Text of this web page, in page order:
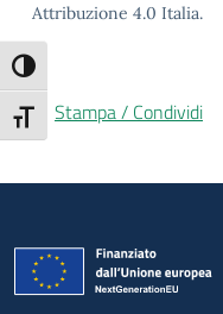
Attiva/disattiva alto contrasto
Attiva/disattiva dimensione
Attribuzione 4.0 Italia.
Stampa / Condividi